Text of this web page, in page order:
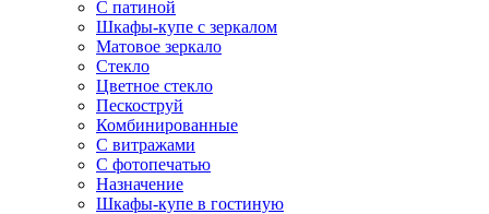
С патиной
Шкафы-купе с зеркалом
Матовое зеркало
Стекло
Цветное стекло
Пескоструй
Комбинированные
С витражами
С фотопечатью
Назначение
Шкафы-купе в гостиную